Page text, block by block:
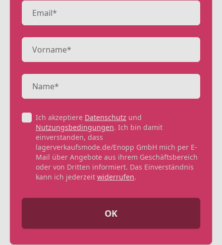
Ich akzeptiere Datenschutz und
Nutzungsbedingungen. Ich bin damit
einverstanden, dass
lagerverkaufsmode.de/Enopp GmbH mich per E-
Mail über Angebote aus ihrem Geschäftsbereich
oder von Dritten informiert. Das Einverständnis
kann ich jederzeit widerrufen.
OK